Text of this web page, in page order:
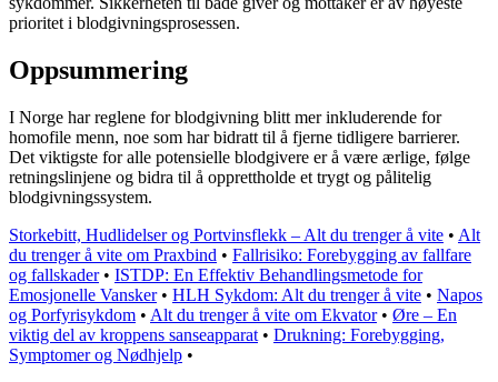
prioritet i blodgivningsprosessen.
Oppsummering
I Norge har reglene for blodgivning blitt mer inkluderende for
homofile menn, noe som har bidratt til å fjerne tidligere barrierer.
Det viktigste for alle potensielle blodgivere er å være ærlige, følge
retningslinjene og bidra til å opprettholde et trygt og pålitelig
blodgivningssystem.
Storkebitt, Hudlidelser og Portvinsflekk – Alt du trenger å vite • Alt
du trenger å vite om Praxbind • Fallrisiko: Forebygging av fallfare
og fallskader• ISTDP: En Effektiv Behandlingsmetode for
Emosjonelle Vansker• HLH Sykdom: Alt du trenger å vite • Napos
og Porfyrisykdom • Alt du trenger å vite om Ekvator• Øre – En
viktig del av kroppens sanseapparat • Drukning: Forebygging,
Symptomer og Nødhjelp •